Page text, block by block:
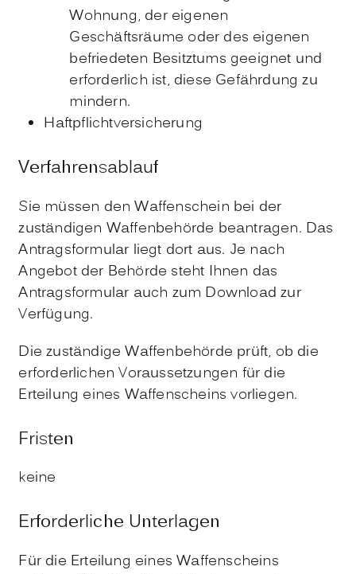
Wohnung, der eigenen
Geschäftsräume oder des eigenen
befriedeten Besitztums geeignet und
erforderlich ist, diese Gefährdungzu
mindern.
Haftpflichtversicherung
Verfahrensablauf
Sie müssen den Waffenschein bei der
zuständigen Waffenbehörde beantragen. Das
Antragsformular liegt dort aus. Je nach
Angebot der Behörde steht Ihnen das
Antragsformular auch zum Download zur
Verfügung.
Die zuständige Waffenbehörde prüft, ob die
erforderlichen Voraussetzungen für die
Erteilung eines Waffenscheins vorliegen.
Fristen
keine
Erforderliche Unterlagen
Für die Erteilung eines Waffenscheins